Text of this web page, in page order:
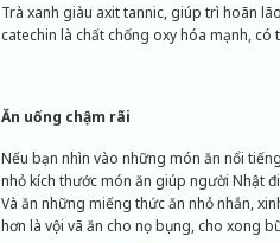
Trà xanh giàu axit tannic, giúp trì hoãn
catechin là chất chống oxy hóa mạnh,
Ăn uống chậm rãi
Nếu bạn nhìn vào những món ăn nổi
nhỏ kích thước món ăn giúp người Nhật
Và ăn những miếng thức ăn nhỏ nhắn,
hơn là vội vã ăn cho nọ bụng, cho xong